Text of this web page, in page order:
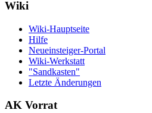
Wiki
Wiki-Hauptseite
Hilfe
Neueinsteiger-Portal
Wiki-Werkstatt
"Sandkasten"
Letzte Änderungen
AK Vorrat